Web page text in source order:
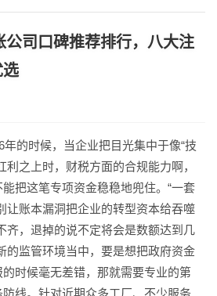
公司口碑推荐排行，八大注
选
的时候，当企业把目光集中于像“技
利之上时，财税方面的合规能力啊，
把这笔专项资金稳稳地兜住。“一套
让账本漏洞把企业的转型资本给吞噬
齐，退掉的说不定将会是数额达到几
的监管环境当中，要是想把政府资金
时候毫无差错，那就需要专业的第
线。针对近期众多工厂、不少服务